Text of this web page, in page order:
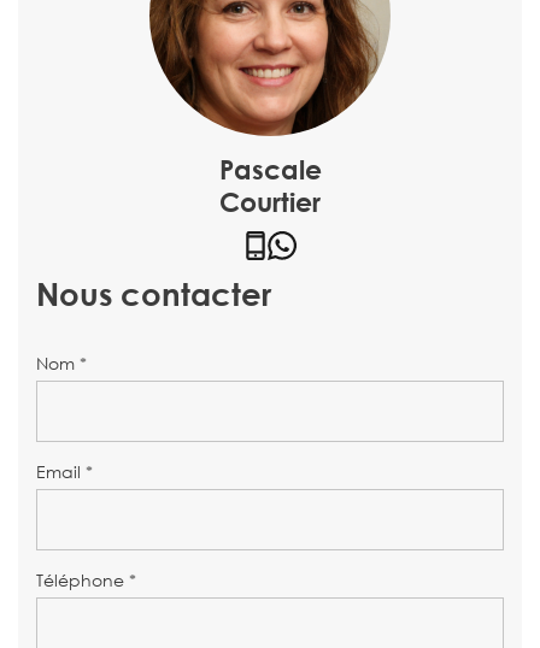
Pascale
Courtier
Nous contacter
Nom *
Email *
Téléphone *